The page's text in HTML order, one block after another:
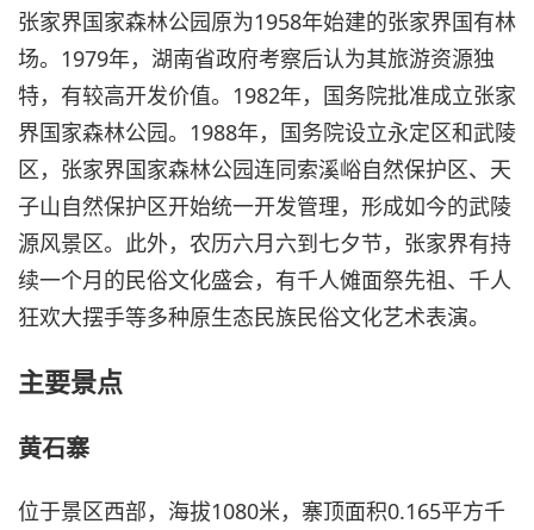
张家界国家森林公园原为1958年始建的张家界国有林
场。1979年，湖南省政府考察后认为其旅游资源独
特，有较高开发价值。1982年，国务院批准成立张家
界国家森林公园。1988年，国务院设立永定区和武陵
区，张家界国家森林公园连同索溪峪自然保护区、天
子山自然保护区开始统一开发管理，形成如今的武陵
源风景区。此外，农历六月六到七夕节，张家界有持
续一个月的民俗文化盛会，有千人傩面祭先祖、千人
狂欢大摆手等多种原生态民族民俗文化艺术表演。
主要景点
黄石寨
位于景区西部，海拔1080米，寨顶面积0.165平方千